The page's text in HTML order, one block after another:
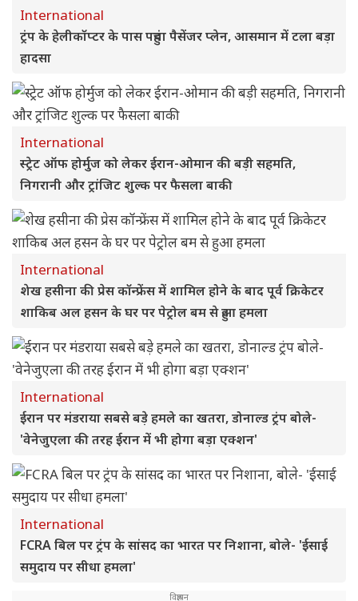
International
ट्रंप के हेलीकॉप्टर के पास पहुंचा पैसेंजर प्लेन, आसमान में टला बड़ा
हादसा
International
स्ट्रेट ऑफ होर्मुज को लेकर ईरान-ओमान की बड़ी सहमति,
निगरानी और ट्रांजिट शुल्क पर फैसला बाकी
International
शेख हसीना की प्रेस कॉन्फ्रेंस में शामिल होने के बाद पूर्व क्रिकेटर
शाकिब अल हसन के घर पर पेट्रोल बम से हुआ हमला
International
ईरान पर मंडराया सबसे बड़े हमले का खतरा, डोनाल्ड ट्रंप बोले-
'वेनेजुएला की तरह ईरान में भी होगा बड़ा एक्शन'
International
FCRA बिल पर ट्रंप के सांसद का भारत पर निशाना, बोले- 'ईसाई
समुदाय पर सीधा हमला'